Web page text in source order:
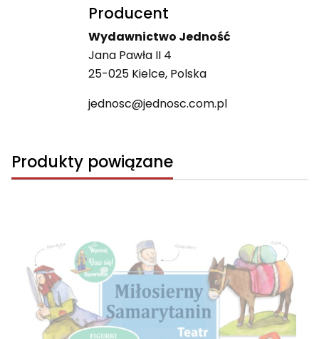
Producent
Wydawnictwo Jedność
Jana Pawła II 4
25-025 Kielce, Polska
jednosc@jednosc.com.pl
Produkty powiązane